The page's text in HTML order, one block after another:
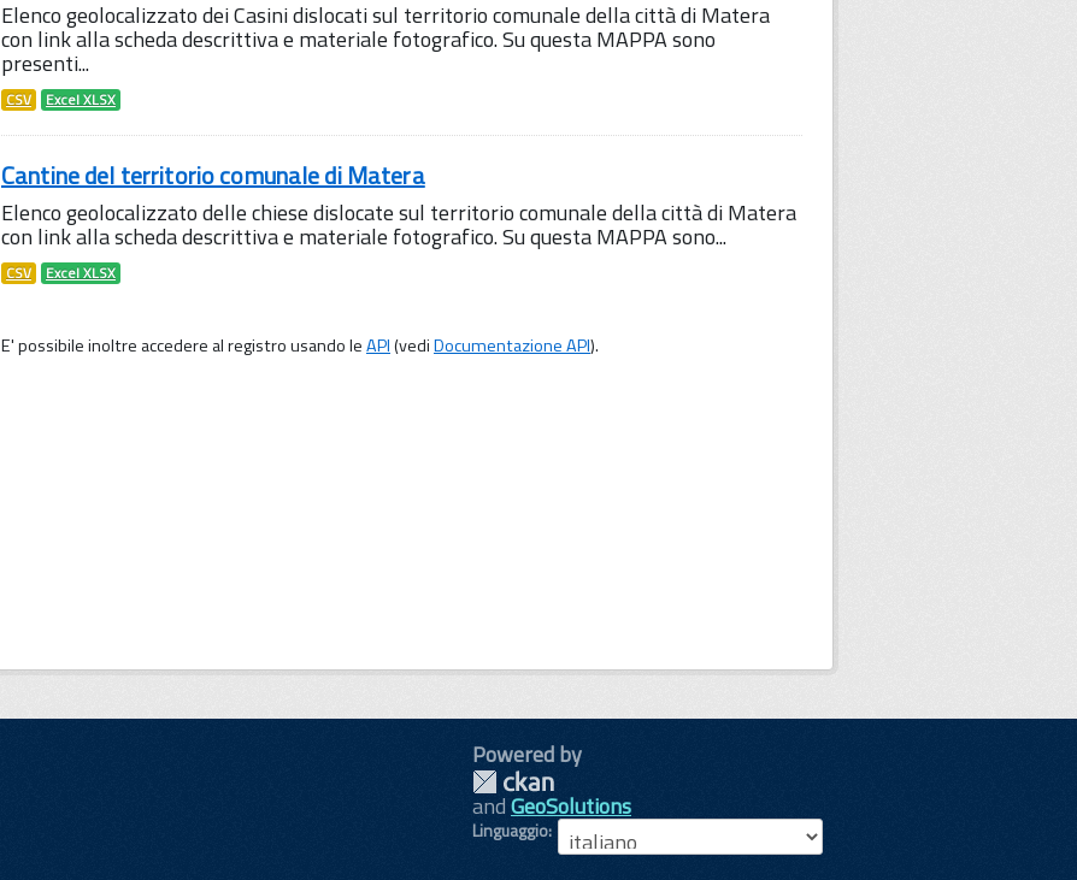
Elenco geolocalizzato dei Casini dislocati sul territorio comunale della città di Matera
con link alla scheda descrittiva e materiale fotografico. Su questa MAPPA sono
presenti...
CSV Excel XLSX
Cantine del territorio comunale di Matera
Elenco geolocalizzato delle chiese dislocate sul territorio comunale della città di Matera
con link alla scheda descrittiva e materiale fotografico. Su questa MAPPA sono...
CSV Excel XLSX
E' possibile inoltre accedere al registro usando leAPI(vediDocumentazione API).
Powered by
andGeoSolutions
Linguaggio